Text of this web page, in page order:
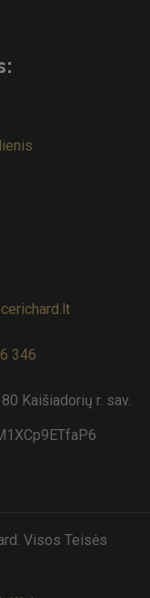
346
Kaišiadorių r. sav.
Visos Teisės